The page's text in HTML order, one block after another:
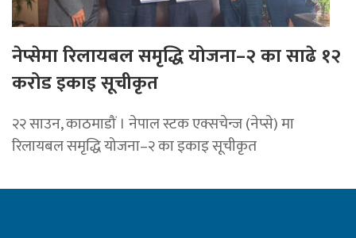
नेप्सेमा रिलायबल समृद्धि योजना–२ का साढे १२
करोड इकाइ सूचीकृत
२२ साउन, काठमाडौं । नेपाल स्टक एक्सचेन्ज (नेप्से) मा
रिलायबल समृद्धि योजना–२ का इकाइ सूचीकृत